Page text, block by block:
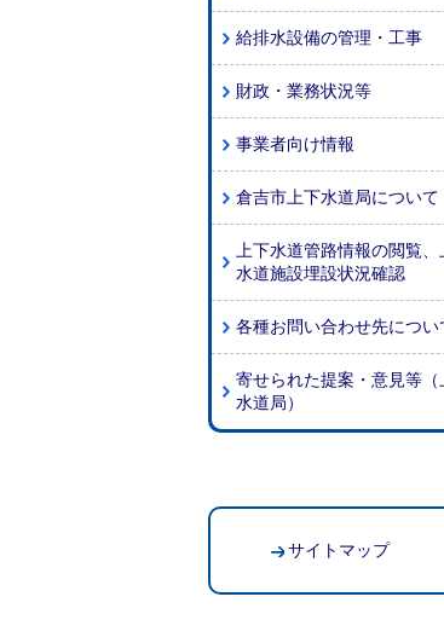
給排水設備の管理・工事
財政・業務状況等
事業者向け情報
倉吉市上下水道局について
上下水道管路情報の閲覧、
水道施設埋設状況確認
各種お問い合わせ先につい
寄せられた提案・意見等（
水道局）
サイトマップ